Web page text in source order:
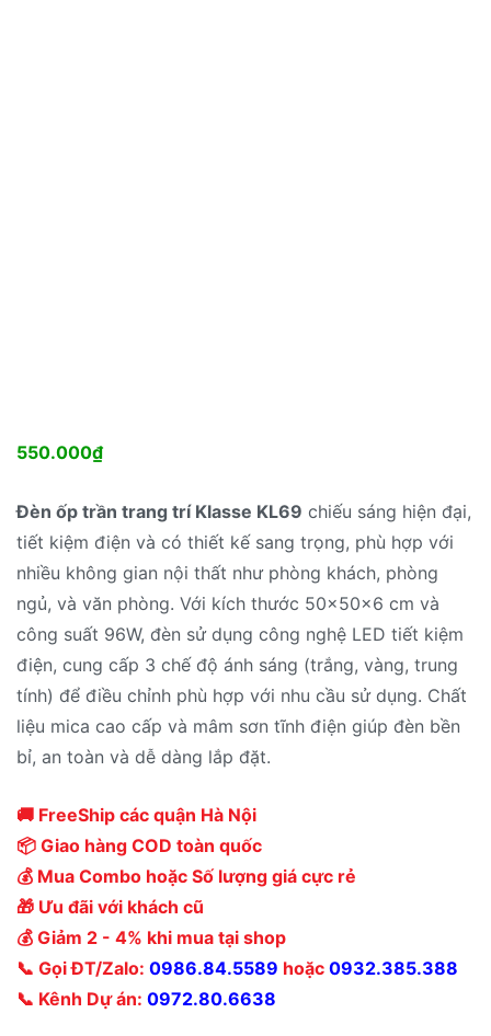
550.000₫
Đèn ốp trần trang trí Klasse KL69 chiếu sáng hiện đại,
tiết kiệm điện và có thiết kế sang trọng, phù hợp với
nhiều không gian nội thất như phòng khách, phòng
ngủ, và văn phòng. Với kích thước 50x50x6 cm và
công suất 96W, đèn sử dụng công nghệ LED tiết kiệm
điện, cung cấp 3 chế độ ánh sáng (trắng, vàng, trung
tính) để điều chỉnh phù hợp với nhu cầu sử dụng. Chất
liệu mica cao cấp và mâm sơn tĩnh điện giúp đèn bền
bỉ, an toàn và dễ dàng lắp đặt.
🚚 FreeShip các quận Hà Nội
📦 Giao hàng COD toàn quốc
💰 Mua Combo hoặc Số lượng giá cực rẻ
🎁 Ưu đãi với khách cũ
💰 Giảm 2 - 4% khi mua tại shop
📞 Gọi ĐT/Zalo: 0986.84.5589 hoặc 0932.385.388
📞 Kênh Dự án: 0972.80.6638